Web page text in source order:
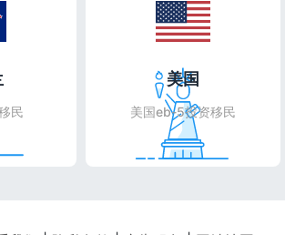
民
美国
美国eb-5投资移民